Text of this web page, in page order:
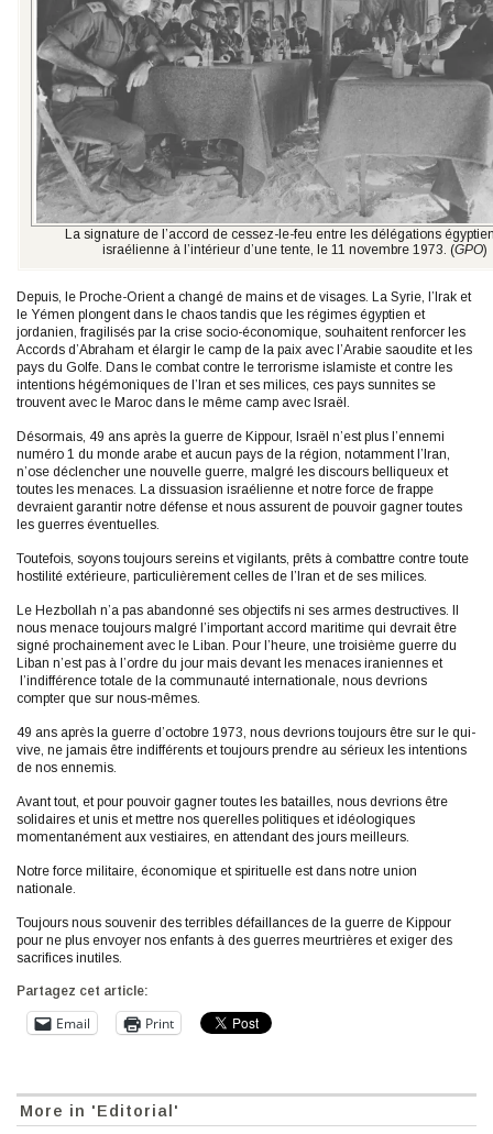
La signature de l’accord de cessez-le-feu entre les délégations
israélienne à l’intérieur d’une tente, le 11 novembre 1973. (GPO)
Depuis, le Proche-Orient a changé de mains et de visages. La Syrie, l’Irak et
le Yémen plongent dans le chaos tandis que les régimes égyptien et
jordanien, fragilisés par la crise socio-économique, souhaitent renforcer les
Accords d’Abraham et élargir le camp de la paix avec l’Arabie saoudite et les
pays du Golfe. Dans le combat contre le terrorisme islamiste et contre les
intentions hégémoniques de l’Iran et ses milices, ces pays sunnites se
trouvent avec le Maroc dans le même camp avec Israël.
Désormais, 49 ans après la guerre de Kippour, Israël n’est plus l’ennemi
numéro 1 du monde arabe et aucun pays de la région, notamment l’Iran,
n’ose déclencher une nouvelle guerre, malgré les discours belliqueux et
toutes les menaces. La dissuasion israélienne et notre force de frappe
devraient garantir notre défense et nous assurent de pouvoir gagner toutes
les guerres éventuelles.
Toutefois, soyons toujours sereins et vigilants, prêts à combattre contre toute
hostilité extérieure, particulièrement celles de l’Iran et de ses milices.
Le Hezbollah n’a pas abandonné ses objectifs ni ses armes destructives. Il
nous menace toujours malgré l’important accord maritime qui devrait être
signé prochainement avec le Liban. Pour l’heure, une troisième guerre du
Liban n’est pas à l’ordre du jour mais devant les menaces iraniennes et
l’indifférence totale de la communauté internationale, nous devrions
compter que sur nous-mêmes.
49 ans après la guerre d’octobre 1973, nous devrions toujours être sur le qui-
vive, ne jamais être indifférents et toujours prendre au sérieux les intentions
de nos ennemis.
Avant tout, et pour pouvoir gagner toutes les batailles, nous devrions être
solidaires et unis et mettre nos querelles politiques et idéologiques
momentanément aux vestiaires, en attendant des jours meilleurs.
Notre force militaire, économique et spirituelle est dans notre union
nationale.
Toujours nous souvenir des terribles défaillances de la guerre de Kippour
pour ne plus envoyer nos enfants à des guerres meurtrières et exiger des
sacrifices inutiles.
Partagez cet article:
Email Print
More in 'Editorial'